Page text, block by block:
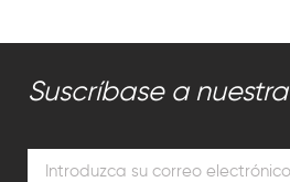
Suscríbase a nuestra